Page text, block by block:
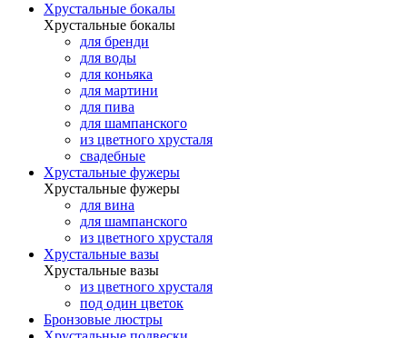
Хрустальные бокалы
Хрустальные бокалы
для бренди
для воды
для коньяка
для мартини
для пива
для шампанского
из цветного хрусталя
свадебные
Хрустальные фужеры
Хрустальные фужеры
для вина
для шампанского
из цветного хрусталя
Хрустальные вазы
Хрустальные вазы
из цветного хрусталя
под один цветок
Бронзовые люстры